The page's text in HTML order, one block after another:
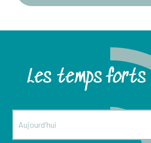
Les temps forts
Aujourd'hui